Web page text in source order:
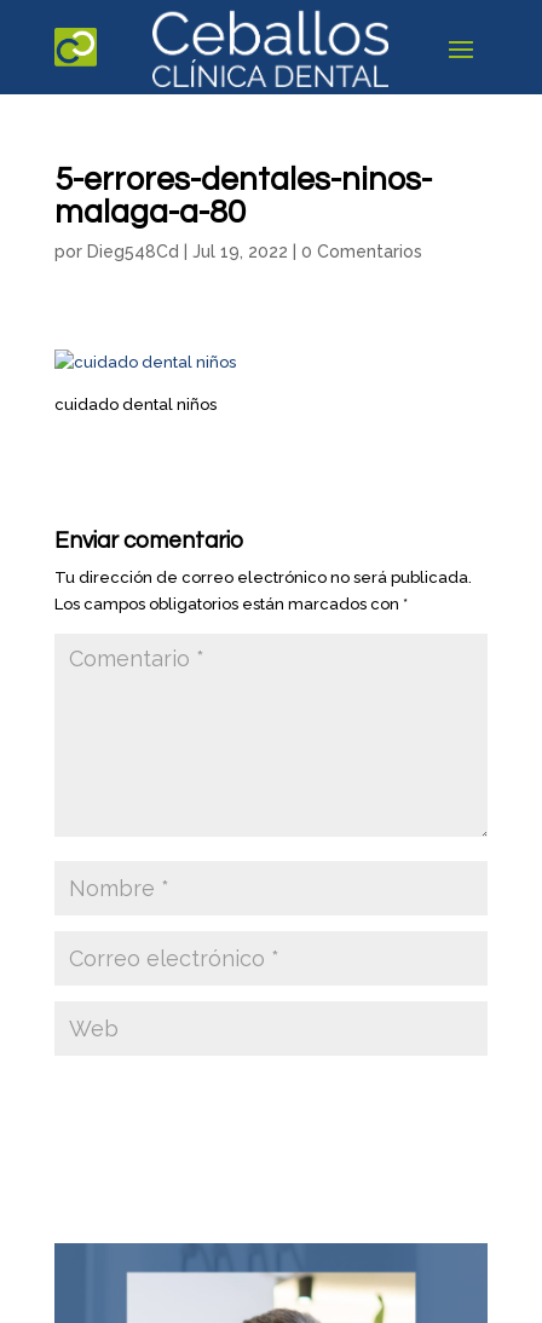
5-errores-dentales-ninos-
malaga-a-80
por Dieg548Cd Jul 19, 2022 0 Comentarios
cuidado dental niños
Enviar comentario
Tu dirección de correo electrónico no será publicada.
Los campos obligatorios están marcados con *